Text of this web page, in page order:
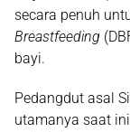
secara penuh
Breastfeeding
bayi.
Pedangdut asal
utamanya saat